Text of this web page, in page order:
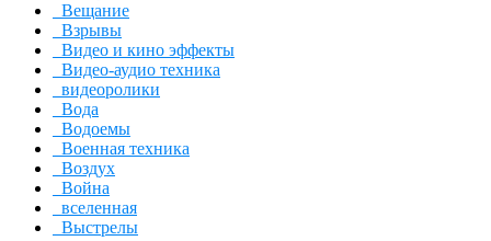
Вещание
Взрывы
Видео и кино эффекты
Видео-аудио техника
видеоролики
Вода
Водоемы
Военная техника
Воздух
Война
вселенная
Выстрелы